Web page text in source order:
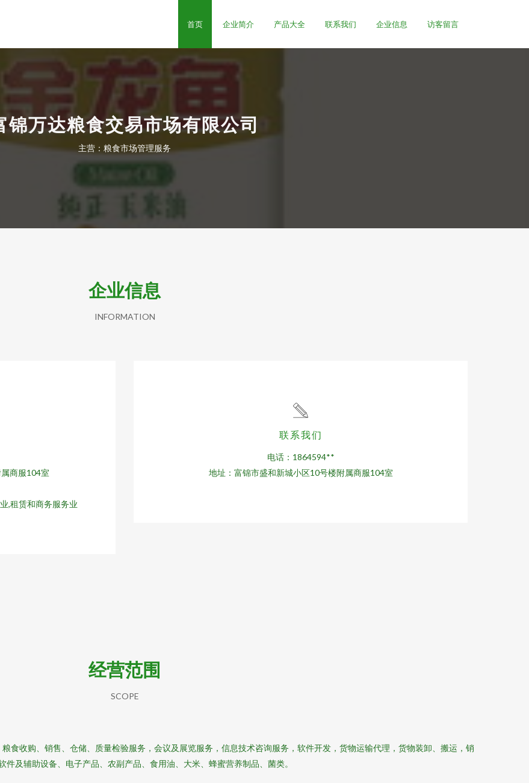
首页 企业简介 产品大全 联系我们 企业信息 访客留言
锦万达粮食交易市场有限公司
主营：粮食市场管理服务
企业信息
INFORMATION
商服104室
,租赁和商务服务业
联系我们
电话：1864594**
地址：富锦市盛和新城小区10号楼附属商服104室
经营范围
SCOPE
食收购、销售、仓储、质量检验服务，会议及展览服务，信息技术咨询服务，软件开发，货物运输代理，货物装卸、搬运，销
件及辅助设备、电子产品、农副产品、食用油、大米、蜂蜜营养制品、菌类。